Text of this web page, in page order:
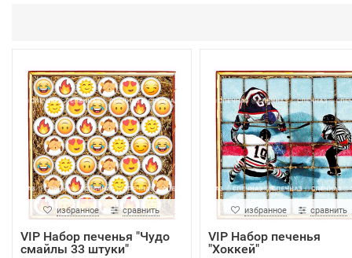
избранное сравнить
VIP Набор печенья "Чудо
смайлы 33 штуки"
избранное сравнить
VIP Набор печенья
"Хоккей"